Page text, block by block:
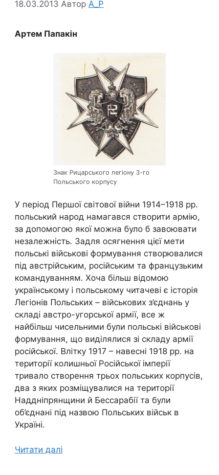
18.03.2013 Автор A_P
Артем Папакін
Знак Рицарського легіону 3-го
Польського корпусу
У період Першої світової війни 1914–1918 рр.
польський народ намагався створити армію,
за допомогою якої можна було б завоювати
незалежність. Задля осягнення цієї мети
польські військові формування створювалися
під австрійським, російським та французьким
командуванням. Хоча більш відомою
українському і польському читачеві є історія
Легіонів Польських – військових з’єднань у
складі австро-угорської армії, все ж
найбільш чисельними були польські військові
формування, що виділялися зі складу армії
російської. Влітку 1917 – навесні 1918 рр. на
території колишньої Російської імперії
тривало створення трьох польських корпусів,
два з яких розміщувалися на території
Наддніпрянщини й Бессарабії та були
об’єднані під назвою Польських військ в
Україні.
Читати далі